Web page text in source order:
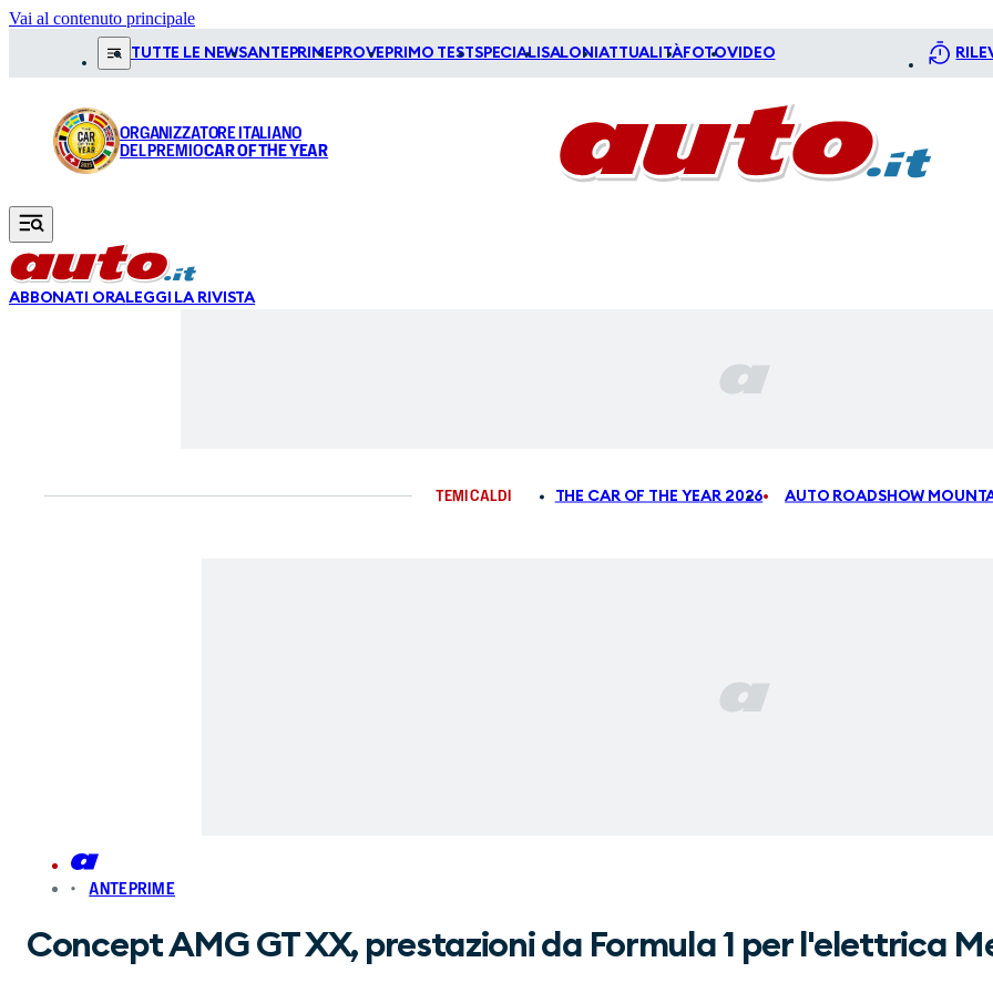
Vai al contenuto principale
TUTTE LE NEWSANTEPRIME PROVE PRIMO TESTSPECIALI SALONI ATTUALITÀFOTOVIDEO
ORGANIZZATORE ITALIANO
DEL PREMIOCAR OF THE YEAR
ABBONATI ORALEGGI LA RIVISTA
TEMI CALDI THE CAR OF THE YEAR 2026 AUTO ROADSHOW
ANTEPRIME
Concept AMG GT XX, prestazioni da Formula 1 per l'elettrica